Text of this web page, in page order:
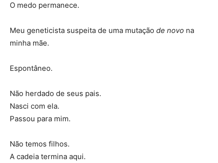
O medo permanece.
Meu geneticista suspeita de uma mutação de novo na
minha mãe.
Espontâneo.
Não herdado de seus pais.
Nasci com ela.
Passou para mim.
Não temos filhos.
A cadeia termina aqui.